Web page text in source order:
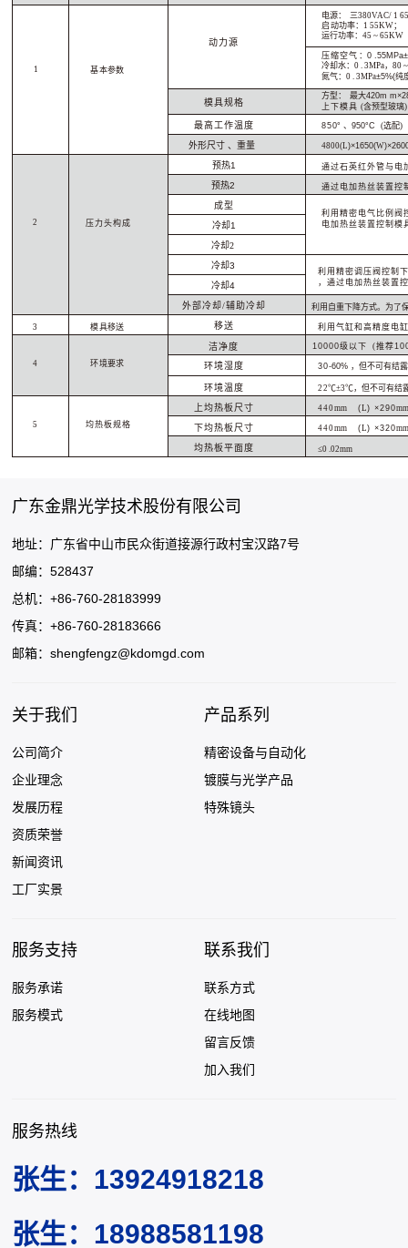
1 基本参数
动力源
电源：
三380VAC/ 1
启动功率：1 55KW；
运行功率：45 ~ 65KW
压缩空气 ：0 .55MPa
冷却水：0 . 3MPa，80
氮气：0 . 3MPa±5%(纯
模具规格
方型： 最大420m m
上下模具 (含预型玻璃
最高工作温度 850°、950°C (选配)
外形尺寸 、重量 4800(L)×1650(W
2 压力头构成
预热1 通过石英红外管与
预热2 通过电加热丝装置
成型
利用精密电气比例阀
电加热丝装置控制模
冷却1
冷却2
冷却3
利用精密调压阀控制
，通过电加热丝装置
冷却4
外部冷却/辅助冷却 利用自重下降方式。为了
3 模具移送 移送 利用气缸和高精度电
4 环境要求
洁净度 10000级以下 (推荐
环境湿度 30-60% ，但不可有结露
环境温度 22℃±3℃，但不可有结
5 均热板规格
上均热板尺寸 440mm (L) ×290
下均热板尺寸 440mm (L) ×320
均热板平面度 ≤0 .02mm
广东金鼎光学技术股份有限公司
地址：广东省中山市民众街道接源行政村宝汉路7号
邮编：528437
总机：+86-760-28183999
传真：+86-760-28183666
邮箱：shengfengz@kdomgd.com
关于我们
公司简介
企业理念
发展历程
资质荣誉
新闻资讯
工厂实景
产品系列
精密设备与自动化
镀膜与光学产品
特殊镜头
服务支持
服务承诺
服务模式
联系我们
联系方式
在线地图
留言反馈
加入我们
服务热线
张生：13924918218
张生：18988581198